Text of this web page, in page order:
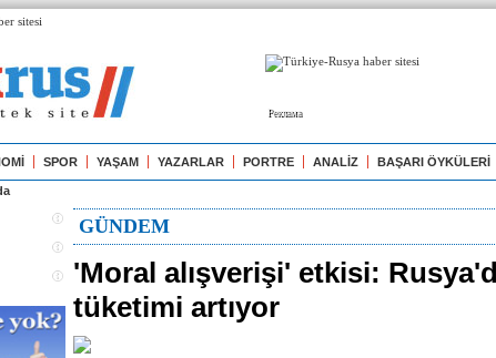
Реклама
SPOR YAŞAM YAZARLAR PORTRE ANALİZ BAŞARI ÖYKÜLERİ
GÜNDEM
'Moral alışverişi' etkisi:
tüketimi artıyor